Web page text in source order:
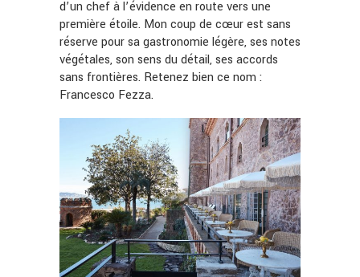
d’un chef à l’évidence en route vers une
première étoile. Mon coup de cœur est sans
réserve pour sa gastronomie légère, ses notes
végétales, son sens du détail, ses accords
sans frontières. Retenez bien ce nom :
Francesco Fezza.